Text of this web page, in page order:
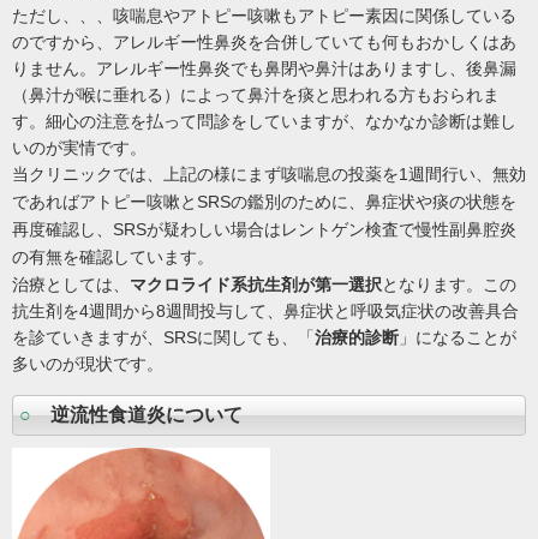
ただし、、、咳喘息やアトピー咳嗽もアトピー素因に関係している
のですから、アレルギー性鼻炎を合併していても何もおかしくはあ
りません。アレルギー性鼻炎でも鼻閉や鼻汁はありますし、後鼻漏
（鼻汁が喉に垂れる）によって鼻汁を痰と思われる方もおられま
す。細心の注意を払って問診をしていますが、なかなか診断は難し
いのが実情です。
当クリニックでは、上記の様にまず咳喘息の投薬を1週間行い、無効
であればアトピー咳嗽とSRSの鑑別のために、鼻症状や痰の状態を
再度確認し、SRSが疑わしい場合はレントゲン検査で慢性副鼻腔炎
の有無を確認しています。
治療としては、 マクロライド系抗生剤が第一選択となります。この
抗生剤を4週間から8週間投与して、鼻症状と呼吸気症状の改善具合
を診ていきますが、SRSに関しても、「治療的診断 」になることが
多いのが現状です。
○逆流性食道炎について